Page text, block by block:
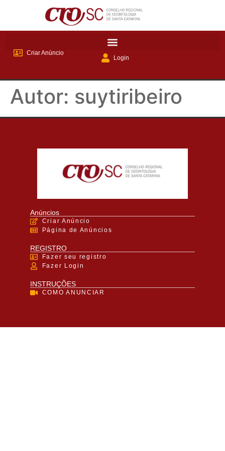
Criar Anúncio
Login
Autor: suytiribeiro
Anúncios
Criar Anúncio
Página de Anúncios
REGISTRO
Fazer seu registro
Fazer Login
INSTRUÇÕES
COMO ANUNCIAR